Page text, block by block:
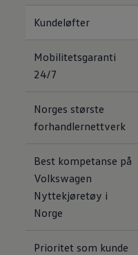
Service for eldre
Serviceavtale
Hvorfor velge
Magasin
Kundeløfter
Mobilitetsgaranti
24/7
Norges største
forhandlernettverk
Best kompetanse på
Volkswagen
Nyttekjøretøy i
Norge
Prioritet som kunde